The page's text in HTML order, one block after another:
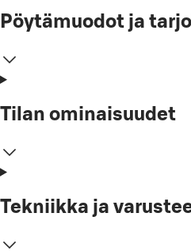
Pöytämuodot ja
Tilan ominaisuudet
Tekniikka ja